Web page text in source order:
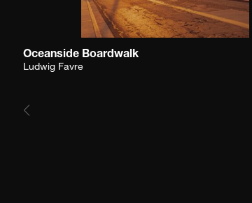
Oceanside Boardwalk
Ludwig Favre